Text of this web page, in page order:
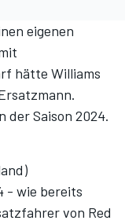
eigenen
hätte Williams
der Saison 2024.
- wie bereits
von Red